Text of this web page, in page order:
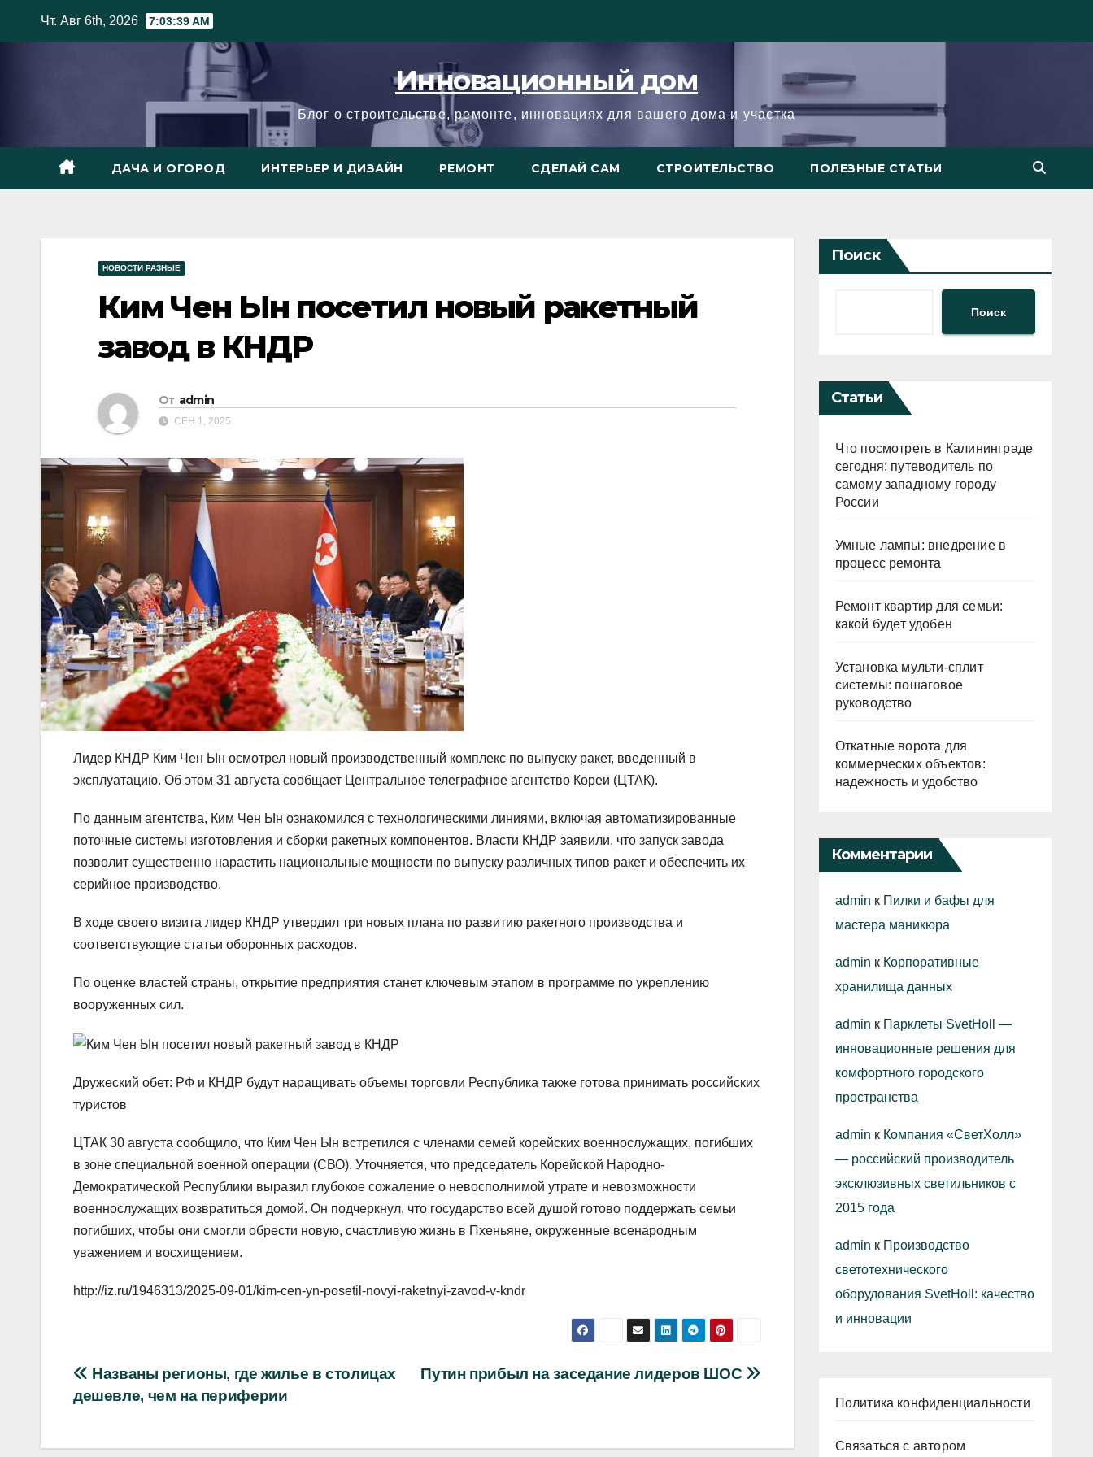
Чт. Авг 6th, 2026 7:03:40 AM
Инновационный дом
Блог о строительстве, ремонте, инновациях для вашего дома и участка
ДАЧА И ОГОРОД ИНТЕРЬЕР И ДИЗАЙН РЕМОНТ СДЕЛАЙ САМ СТРОИТЕЛЬСТВО ПОЛЕЗНЫЕ СТАТЬИ
НОВОСТИ РАЗНЫЕ
Ким Чен Ын посетил новый ракетный
завод в КНДР
От admin
СЕН 1, 2025
Лидер КНДР Ким Чен Ын осмотрел новый производственный комплекс по выпуску ракет, введенный в
эксплуатацию. Об этом 31 августа сообщает Центральное телеграфное агентство Кореи (ЦТАК).
По данным агентства, Ким Чен Ын ознакомился с технологическими линиями, включая автоматизированные
поточные системы изготовления и сборки ракетных компонентов. Власти КНДР заявили, что запуск завода
позволит существенно нарастить национальные мощности по выпуску различных типов ракет и обеспечить их
серийное производство.
В ходе своего визита лидер КНДР утвердил три новых плана по развитию ракетного производства и
соответствующие статьи оборонных расходов.
По оценке властей страны, открытие предприятия станет ключевым этапом в программе по укреплению
вооруженных сил.
Дружеский обет: РФ и КНДР будут наращивать объемы торговли Республика также готова принимать российских
туристов
ЦТАК 30 августа сообщило, что Ким Чен Ын встретился с членами семей корейских военнослужащих, погибших
в зоне специальной военной операции (СВО). Уточняется, что председатель Корейской Народно-
Демократической Республики выразил глубокое сожаление о невосполнимой утрате и невозможности
военнослужащих возвратиться домой. Он подчеркнул, что государство всей душой готово поддержать семьи
погибших, чтобы они смогли обрести новую, счастливую жизнь в Пхеньяне, окруженные всенародным
уважением и восхищением.
http://iz.ru/1946313/2025-09-01/kim-cen-yn-posetil-novyi-raketnyi-zavod-v-kndr
Навигация
по
записям
Путин прибыл на заседание лидеров ШОС
Названы регионы, где жилье в столицах
дешевле, чем на периферии
Поиск
Поиск
Статьи
Что посмотреть в Калининграде
сегодня: путеводитель по
самому западному городу
России
Умные лампы: внедрение в
процесс ремонта
Ремонт квартир для семьи:
какой будет удобен
Установка мульти-сплит
системы: пошаговое
руководство
Откатные ворота для
коммерческих объектов:
надежность и удобство
Комментарии
admin к Пилки и бафы для
мастера маникюра
admin к Корпоративные
хранилища данных
admin к Парклеты SvetHoll —
инновационные решения для
комфортного городского
пространства
admin к Компания «СветХолл»
— российский производитель
эксклюзивных светильников с
2015 года
admin к Производство
светотехнического
оборудования SvetHoll: качество
и инновации
Политика конфиденциальности
Связаться с автором